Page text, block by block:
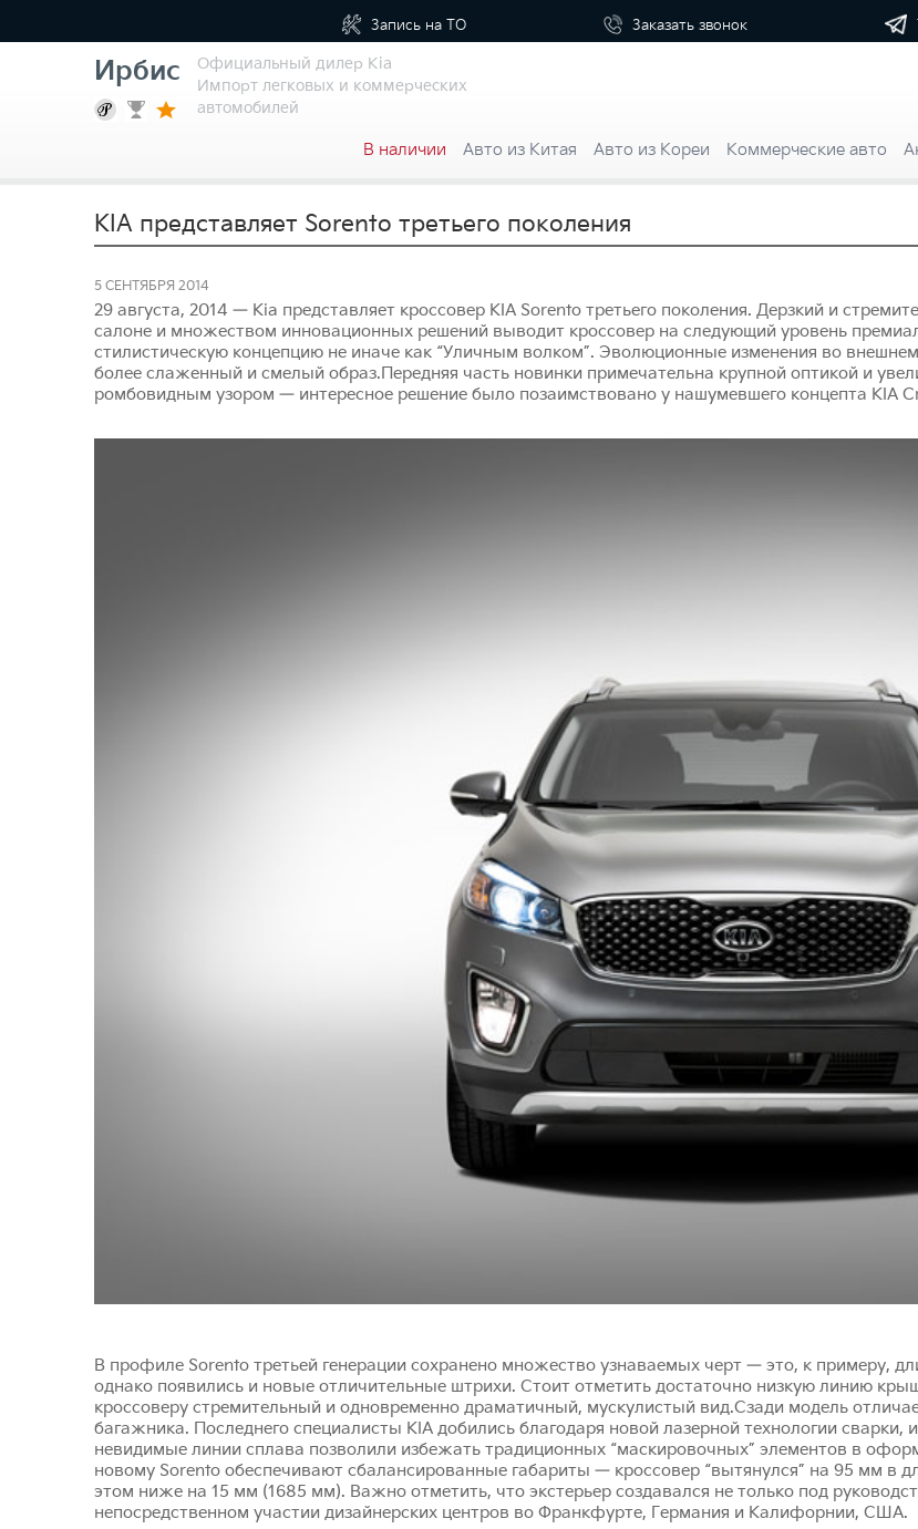
Запись на ТО Заказать звонок
Ирбис
Официальный дилер Kia
Импорт легковых и коммерческих
автомобилей
В наличии Авто из Китая Авто из Кореи Коммерческие авто
KIA представляет Sorento третьего поколения
5 СЕНТЯБРЯ 2014
29 августа, 2014 — Kia представляет кроссовер KIA Sorento третьего поколения. Дерзкий и
салоне и множеством инновационных решений выводит кроссовер на следующий уровень
стилистическую концепцию не иначе как “Уличным волком”. Эволюционные изменения во
более слаженный и смелый образ.Передняя часть новинки примечательна крупной оптикой и
ромбовидным узором — интересное решение было позаимствовано у нашумевшего концепта KIA
В профиле Sorento третьей генерации сохранено множество узнаваемых черт — это, к примеру,
однако появились и новые отличительные штрихи. Стоит отметить достаточно низкую линию
кроссоверу стремительный и одновременно драматичный, мускулистый вид.Сзади модель
багажника. Последнего специалисты KIA добились благодаря новой лазерной технологии
невидимые линии сплава позволили избежать традиционных “маскировочных” элементов в
новому Sorento обеспечивают сбалансированные габариты — кроссовер “вытянулся” на 95 мм в
этом ниже на 15 мм (1685 мм). Важно отметить, что экстерьер создавался не только под
непосредственном участии дизайнерских центров во Франкфурте, Германия и Калифорнии, США.